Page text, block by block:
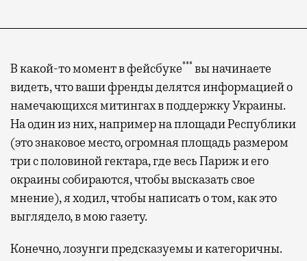
В какой-то момент в фейсбуке***вы начинаете
видеть, что ваши френды делятся информацией о
намечающихся митингах в поддержку Украины.
На один из них, например на площади Республики
(это знаковое место, огромная площадь размером
три с половиной гектара, где весь Париж и его
окраины собираются, чтобы высказать свое
мнение), я ходил, чтобы написать о том, как это
выглядело, в мою газету.
Конечно, лозунги предсказуемы и категоричны.